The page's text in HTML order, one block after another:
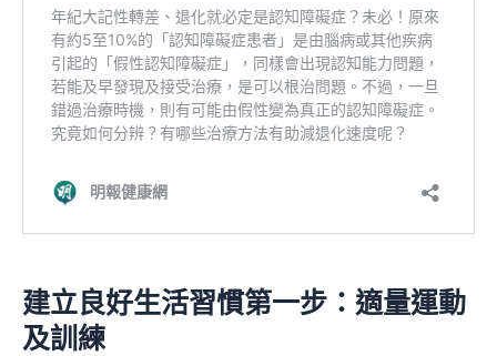
建立良好生活習慣第一步：適量運動
及訓練